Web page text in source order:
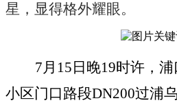
星，显得格外耀眼。
7月15日晚19时许，
小区门口路段DN200过浦